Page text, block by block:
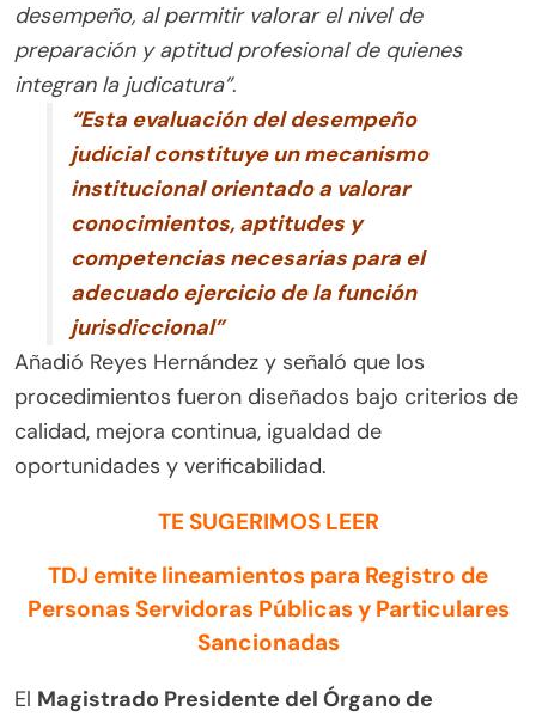
desempeño, al permitir valorar el nivel de
preparación y aptitud profesional de quienes
integran la judicatura”.
“Esta evaluación del desempeño
judicial constituye un mecanismo
institucional orientado a valorar
conocimientos, aptitudes y
competencias necesarias para el
adecuado ejercicio de la función
jurisdiccional”
Añadió Reyes Hernández y señaló que los
procedimientos fueron diseñados bajo criterios de
calidad, mejora continua, igualdad de
oportunidades y verificabilidad.
TE SUGERIMOS LEER
TDJ emite lineamientos para Registro de
Personas Servidoras Públicas y Particulares
Sancionadas
El Magistrado Presidente del Órgano de